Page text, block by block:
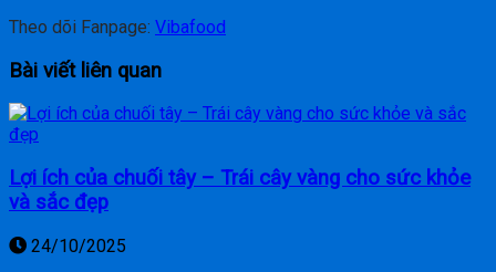
Theo dõi Fanpage: Vibafood
Bài viết liên quan
Lợi ích của chuối tây – Trái cây vàng cho sức khỏe
và sắc đẹp
24/10/2025